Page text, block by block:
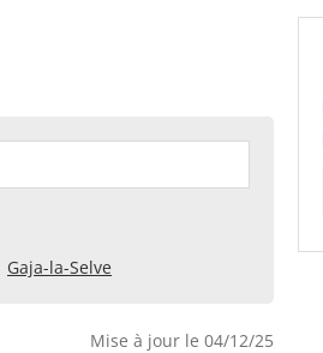
Gaja-la-Selve
Mise à jour le 04/12/25